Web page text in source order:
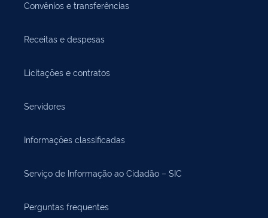
Convênios e transferências
Receitas e despesas
Licitações e contratos
Servidores
Informações classificadas
Serviço de Informação ao Cidadão – SIC
Perguntas frequentes